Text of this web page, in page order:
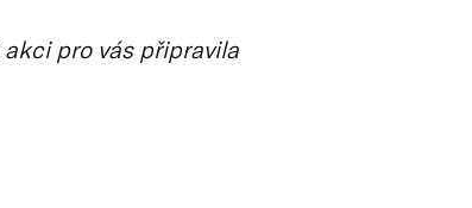
pro vás připravila